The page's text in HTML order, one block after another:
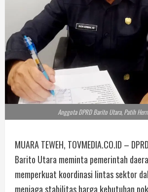
Anggota DPRD Barito Utara, Patih
MUARA TEWEH, TOVMEDIA.CO.ID –
Barito Utara meminta pemerintah
memperkuat koordinasi lintas sektor
menjaga stabilitas harga kebutuhan